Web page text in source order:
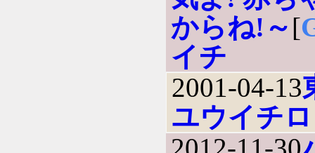
からね!～[
イチ
2001-04-13
ユウイチ